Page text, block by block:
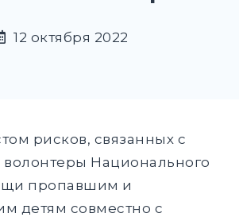
EXPAND
12 октября 2022
рисков, связанных с
Национального
пропавшим и
детям совместно с